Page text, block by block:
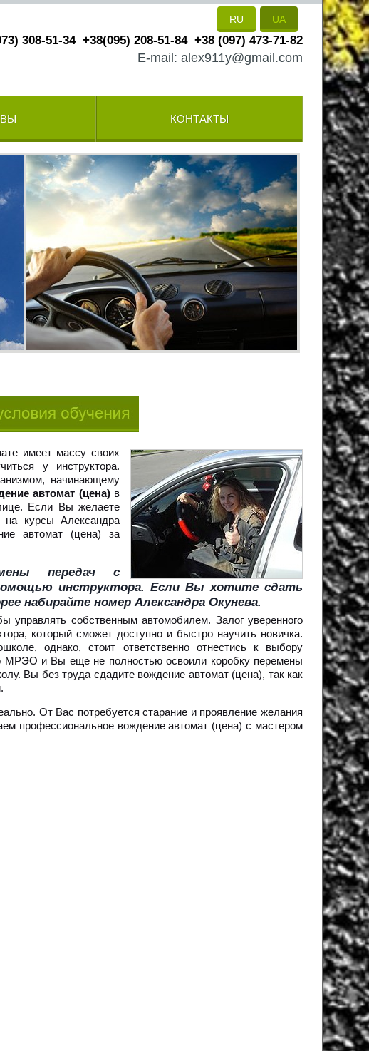
RU UA
308-51-34 +38(095) 208-51-84 +38 (097) 473-71-82
E-mail: alex911y@gmail.com
КОНТАКТЫ
имеет массу своих
у инструктора.
начинающему
автомат (цена)в
Если Вы желаете
на курсы Александра
автомат (цена) за
передач с
инструктора. Если Вы хотите сдать
набирайте номер Александра Окунева.
собственным автомобилем. Залог уверенного
который сможет доступно и быстро научить новичка.
однако, стоит ответственно отнестись к выбору
МРЭО и Вы еще не полностью освоили коробку перемены
Вы без труда сдадите вождение автомат (цена), так как
От Вас потребуется старание и проявление желания
профессиональное вождение автомат (цена) с мастером